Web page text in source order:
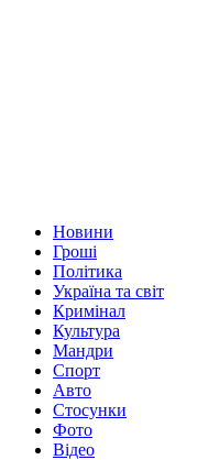
Новини
Гроші
Політика
Україна та світ
Кримінал
Культура
Мандри
Спорт
Авто
Стосунки
Фото
Відео